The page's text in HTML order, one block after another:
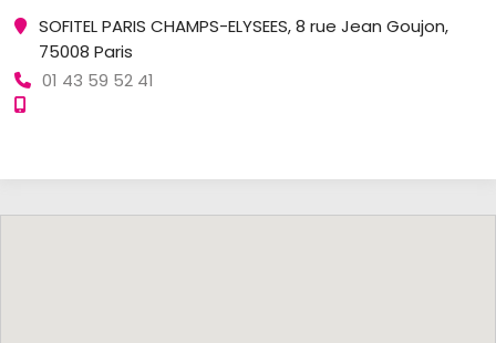
SOFITEL PARIS CHAMPS-ELYSEES, 8 rue Jean Goujon,
75008 Paris
01 43 59 52 41